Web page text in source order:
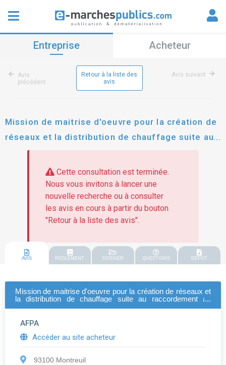
Entreprise Acheteur
Avis
précédent
Retour à la liste des
avis
Avis suivant
Mission de maitrise d'oeuvre pour la création de
réseaux et la distribution de chauffage suite au
raccordement au chauffage urbain du centre du
Cette consultation est terminée.
Nous vous invitons à lancer une
nouvelle recherche ou à consulter
les avis en cours à partir du bouton
"Retour à la liste des avis".
AVIS REGLEMENT DOSSIER QUESTIONS DEPOT
Mission de maitrise d'oeuvre pour la création de réseaux et
la distribution de chauffage suite au raccordement au
AFPA
Accéder au site acheteur
93100 Montreuil